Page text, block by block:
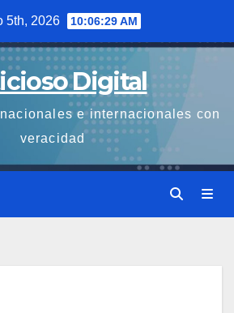
5th, 2026 10:06:29 AM
Digital
e internacionales con
veracidad